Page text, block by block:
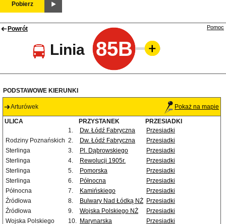
Pobierz
Powrót
Linia 85B
Pomoc
PODSTAWOWE KIERUNKI
Arturówek Pokaż na mapie
ULICA PRZYSTANEK
PRZESIADKI
1.
Dw. Łódź Fabryczna
Przesiadki
Rodziny Poznańskich 2. Dw. Łódź Fabryczna
Przesiadki
Sterlinga
3. Pl. Dąbrowskiego
Przesiadki
Sterlinga
4. Rewolucji 1905r.
Przesiadki
Sterlinga
5. Pomorska
Przesiadki
Sterlinga
6. Północna
Przesiadki
Północna
7. Kamińskiego
Przesiadki
Źródłowa
8. Bulwary Nad Łódką NŻ Przesiadki
Źródłowa
9. Wojska Polskiego NŻ
Przesiadki
Wojska Polskiego
10. Marynarska
Przesiadki